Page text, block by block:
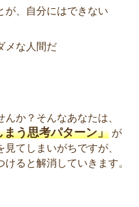
が、自分にはできない
メな人間だ
か？そんなあなたは、
う思考パターン」 が
てしまいがちですが、
けると解消していきます。